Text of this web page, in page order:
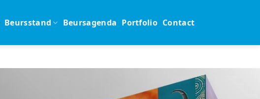
Beursstand Beursagenda Portfolio Contact